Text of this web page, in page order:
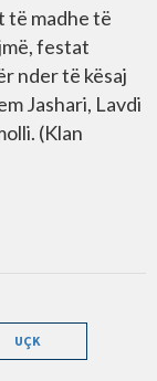
të madhe të
festat
nder të kësaj
Jashari, Lavdi
(Klan
UÇK